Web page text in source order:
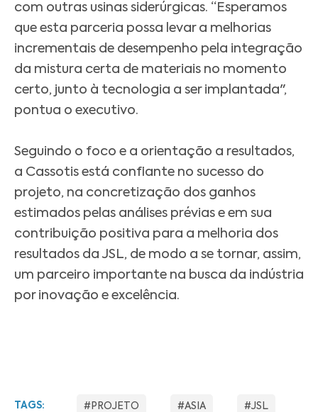
com outras usinas siderúrgicas. “Esperamos
que esta parceria possa levar a melhorias
incrementais de desempenho pela integração
da mistura certa de materiais no momento
certo, junto à tecnologia a ser implantada",
pontua o executivo.
Seguindo o foco e a orientação a resultados,
a Cassotis está confiante no sucesso do
projeto, na concretização dos ganhos
estimados pelas análises prévias e em sua
contribuição positiva para a melhoria dos
resultados da JSL, de modo a se tornar, assim,
um parceiro importante na busca da indústria
por inovação e excelência.
TAGS: #PROJETO #ASIA #JSL